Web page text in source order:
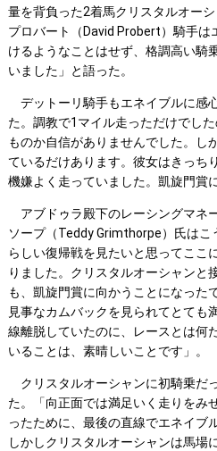
量を背負った2着馬クリスタルオー
プロバート（David Probert）騎手は
けるようなことはせず、格調高い騎
いました」と語った。
デットーリ騎手もエネイブルに感
た。調教で1マイル走っただけでし
ものか自信がありませんでした。し
ているだけあります。彼女はきっち
機嫌よく走っていました。凱旋門賞
アブドゥラ殿下のレーシングマネ
ソープ（Teddy Grimthorpe）氏は
らしい復帰戦を見たいと思ってここ
りました。クリスタルオーシャンと
も、凱旋門賞に向かうことになった
見事なカムバックを見られてとても
線離脱していたのに、レースとは何
いることは、素晴しいことです」。
クリスタルオーシャンに初騎乗だ
た。「向正面では満足いく走りをみ
ったために、最後の直線でエネイブ
しかしクリスタルオーシャンは馬場